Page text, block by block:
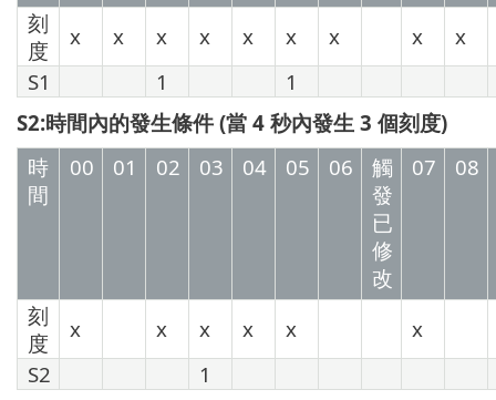
刻
度
x x x x x x x x
x
S1
1
1
S2:時間內的發生條件 (當 4 秒內發生 3 個刻度)
時
間
00 01 02 03 04 05 06
觸
發
已
修
改
07 08
刻
度
x x x x x
x
S2
1